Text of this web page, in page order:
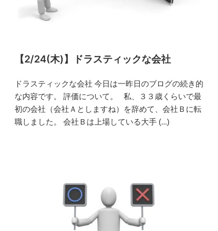
【2/24(木)】ドラスティックな会社
ドラスティックな会社 今日は一昨日のブログの続き的
な内容です。 評価について。 私、３３歳くらいで最
初の会社（会社Ａとしますね）を辞めて、会社Ｂに転
職しました。 会社Ｂは上場している大手 (...)